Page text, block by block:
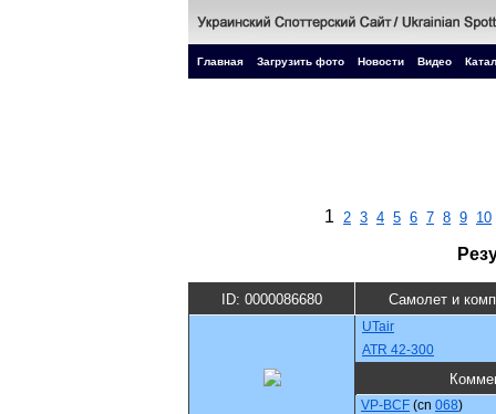
Главная Загрузить фото Новости Видео
1 2 3 4 5 6 7 8 9 10
ID: 0000086680 Самолет и
UTair
ATR 42-300
VP-BCF (cn 068)